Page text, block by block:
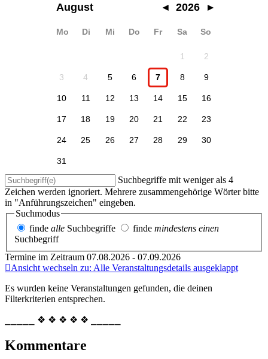
August ◂ 2026 ▸
Mo Di Mi Do Fr Sa So
1 2
3 4 5 6 7 8 9
10 11 12 13 14 15 16
17 18 19 20 21 22 23
24 25 26 27 28 29 30
31
Suchbegriffe mit weniger als 4
Zeichen werden ignoriert. Mehrere zusammengehörige Wörter bitte
in "Anführungszeichen" eingeben.
Suchmodus
finde alle Suchbegriffe finde mindestens einen
Suchbegriff
Termine im Zeitraum 07.08.2026 - 07.09.2026
Ansicht wechseln zu: Alle Veranstaltungsdetails ausgeklappt
Es wurden keine Veranstaltungen gefunden, die deinen
Filterkriterien entsprechen.
⎯⎯⎯⎯⎯ ❖ ❖ ❖ ❖ ❖ ⎯⎯⎯⎯⎯
Kommentare